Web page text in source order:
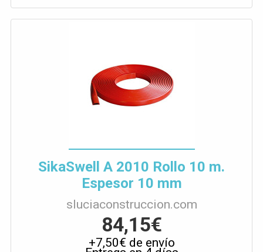
SikaSwell A 2010 Rollo 10 m.
Espesor 10 mm
sluciaconstruccion.com
84,15€
+7,50€ de envío